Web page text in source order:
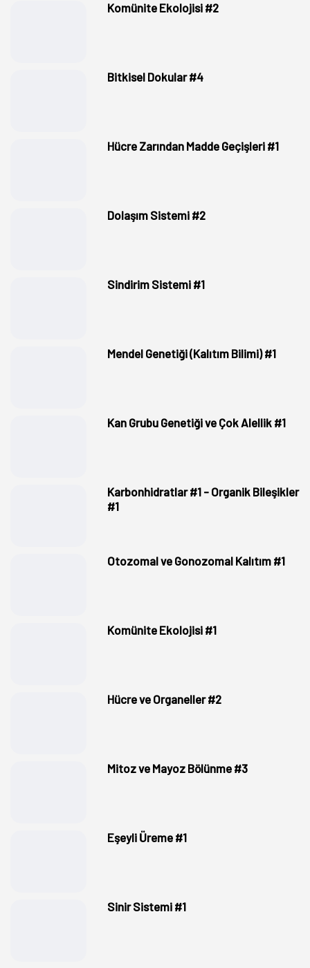
Komünite Ekolojisi #2
Bitkisel Dokular #4
Hücre Zarından Madde Geçişleri #1
Dolaşım Sistemi #2
Sindirim Sistemi #1
Mendel Genetiği (Kalıtım Bilimi) #1
Kan Grubu Genetiği ve Çok Alellik #1
Karbonhidratlar #1 - Organik Bileşikler
#1
Otozomal ve Gonozomal Kalıtım #1
Komünite Ekolojisi #1
Hücre ve Organeller #2
Mitoz ve Mayoz Bölünme #3
Eşeyli Üreme #1
Sinir Sistemi #1